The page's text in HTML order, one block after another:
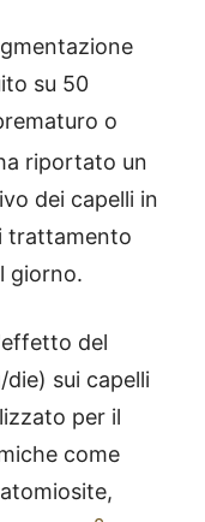
su 50
o
riportato un
dei capelli in
trattamento
giorno.
del
die) sui capelli
per il
come